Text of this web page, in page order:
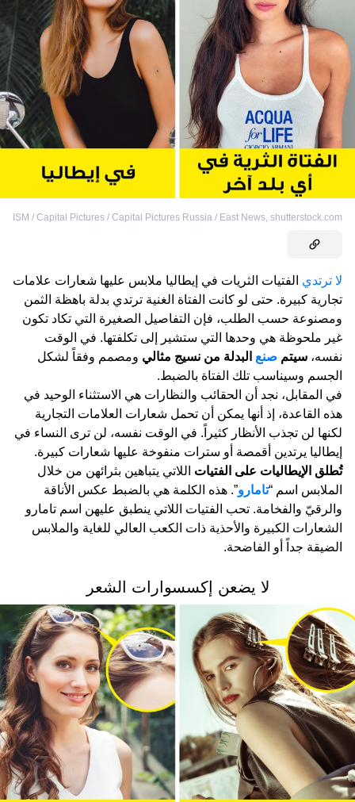
ISM / Capital Pictures / Capital Pictures Russia / East News, shutterstock.com
لا ترتدي الفتيات الثريات في إيطاليا ملابس عليها شعارات علامات
تجارية كبيرة. حتى لو كانت الفتاة الغنية ترتدي بدلة باهظة الثمن
ومصنوعة حسب الطلب، فإن التفاصيل الصغيرة التي تكاد تكون
غير ملحوظة هي وحدها التي ستشير إلى تكلفتها. في الوقت
نفسه، سيتم صنع البدلة من نسيج مثالي ومصمم وفقاً لشكل
الجسم وسيناسب تلك الفتاة بالضبط.
في المقابل، نجد أن الحقائب والنظارات هي الاستثناء الوحيد في
هذه القاعدة، إذ أنها يمكن أن تحمل شعارات العلامات التجارية
لكنها لن تجذب الأنظار كثيراً. في الوقت نفسه، لن ترى النساء في
إيطاليا يرتدين أقمصة أو سترات منفوخة عليها شعارات كبيرة.
تُطلق الإيطاليات على الفتيات اللاتي يتباهين بثرائهن من خلال
الملابس اسم “تامارو”. هذه الكلمة هي بالضبط عكس الأناقة
والرقيّ والفخامة. تحب الفتيات اللاتي ينطبق عليهن اسم تامارو
الشعارات الكبيرة والأحذية ذات الكعب العالي للغاية والملابس
الضيقة جداً أو الفاضحة.
لا يضعن إكسسوارات الشعر